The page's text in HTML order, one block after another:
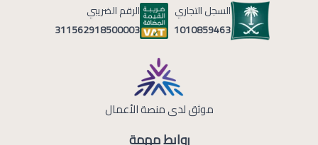
روابط مهمة
السجل التجاري
1010859463
الرقم الضريبي
311562918500003
موثق لدى منصة الأعمال